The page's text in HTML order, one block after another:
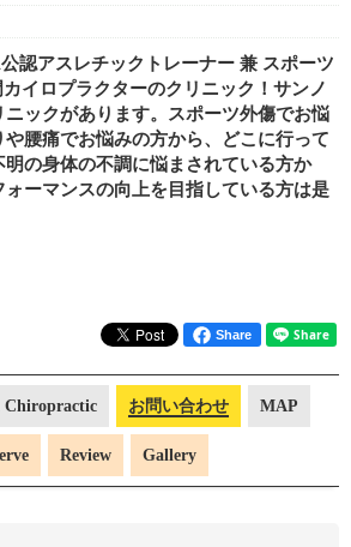
認アスレチックトレーナー 兼 スポーツ
イロプラクターのクリニック！サンノ
ックがあります。スポーツ外傷でお悩
腰痛でお悩みの方から、どこに行って
明の身体の不調に悩まされている方か
ォーマンスの向上を目指している方は是
Share
Chiropractic お問い合わせ MAP
Review Gallery